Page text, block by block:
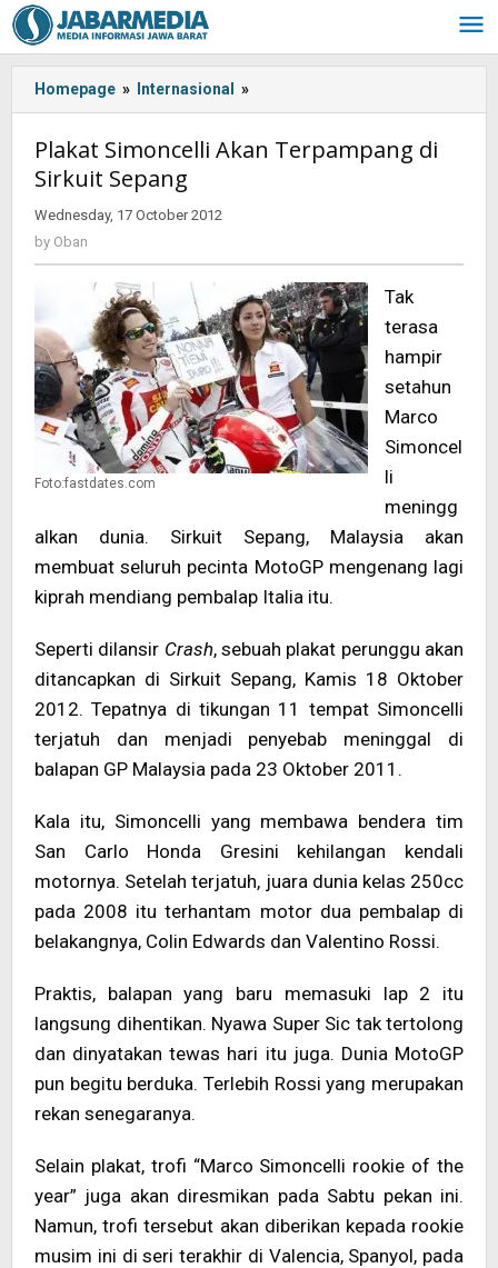
Skip
to
content
Homepage » Internasional »
Simoncelli
Terpampang
Plakat Simoncelli Akan Terpampang di
Sirkuit Sepang
Wednesday, 17 October 2012
by Oban
Foto:fastdates.com
Tak
terasa
hampir
setahun
Marco
Simoncel
li
meningg
alkan dunia. Sirkuit Sepang, Malaysia akan
membuat seluruh pecinta MotoGP mengenang lagi
kiprah mendiang pembalap Italia itu.
Seperti dilansir Crash, sebuah plakat perunggu akan
ditancapkan di Sirkuit Sepang, Kamis 18 Oktober
2012. Tepatnya di tikungan 11 tempat Simoncelli
terjatuh dan menjadi penyebab meninggal di
balapan GP Malaysia pada 23 Oktober 2011.
Kala itu, Simoncelli yang membawa bendera tim
San Carlo Honda Gresini kehilangan kendali
motornya. Setelah terjatuh, juara dunia kelas 250cc
pada 2008 itu terhantam motor dua pembalap di
belakangnya, Colin Edwards dan Valentino Rossi.
Praktis, balapan yang baru memasuki lap 2 itu
langsung dihentikan. Nyawa Super Sic tak tertolong
dan dinyatakan tewas hari itu juga. Dunia MotoGP
pun begitu berduka. Terlebih Rossi yang merupakan
rekan senegaranya.
Selain plakat, trofi “Marco Simoncelli rookie of the
year” juga akan diresmikan pada Sabtu pekan ini.
Namun, trofi tersebut akan diberikan kepada rookie
musim ini di seri terakhir di Valencia, Spanyol, pada